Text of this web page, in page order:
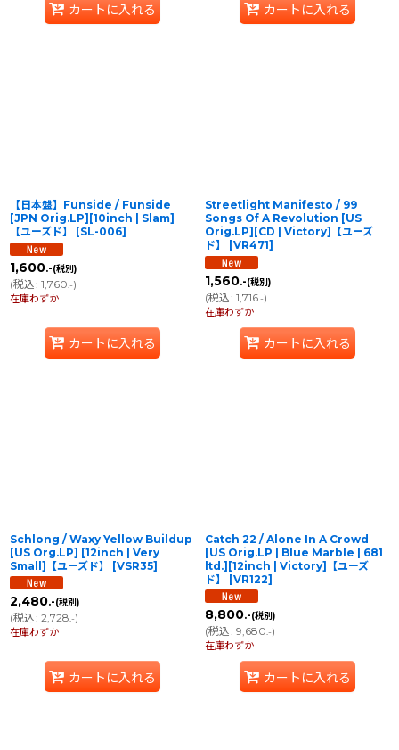
カートに入れる カートに入れる
【日本盤】Funside / Funside
[JPN Orig.LP][10inch | Slam]
【ユーズド】
[SL-006]
1,600.-(税別)
(税込: 1,760.-)
在庫わずか
カートに入れる
Streetlight Manifesto / 99
Songs Of A Revolution [US
Orig.LP][CD | Victory]【ユーズ
ド】
[VR471]
1,560.-(税別)
(税込: 1,716.-)
在庫わずか
カートに入れる
Schlong / Waxy Yellow Buildup
[US Org.LP] [12inch | Very
Small]【ユーズド】
[VSR35]
2,480.-(税別)
(税込: 2,728.-)
在庫わずか
カートに入れる
Catch 22 / Alone In A Crowd
[US Orig.LP | Blue Marble | 681
ltd.][12inch | Victory]【ユーズ
ド】
[VR122]
8,800.-(税別)
(税込: 9,680.-)
在庫わずか
カートに入れる